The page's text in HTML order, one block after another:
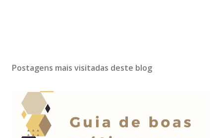
Postagens mais visitadas deste blog